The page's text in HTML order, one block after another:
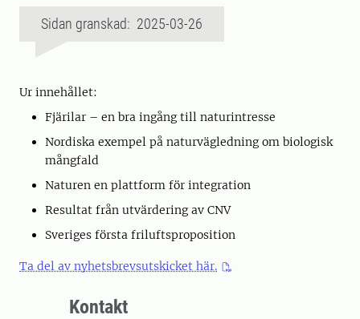
Sidan granskad: 2025-03-26
Ur innehållet:
Fjärilar – en bra ingång till naturintresse
Nordiska exempel på naturvägledning om biologisk
mångfald
Naturen en plattform för integration
Resultat från utvärdering av CNV
Sveriges första friluftsproposition
Ta del av nyhetsbrevsutskicket här.
Kontakt